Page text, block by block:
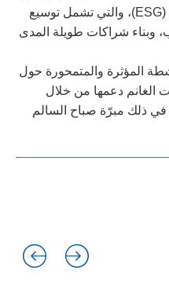
(
ESG)، والتي تشمل توسيع
وبناء شراكات طويلة المدى
المؤثرة والمتمحورة حول
الغانم دعمها من خلال
في ذلك مبرّة صباح السالم